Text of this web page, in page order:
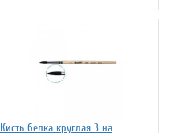
Кисть белка круглая 3 на